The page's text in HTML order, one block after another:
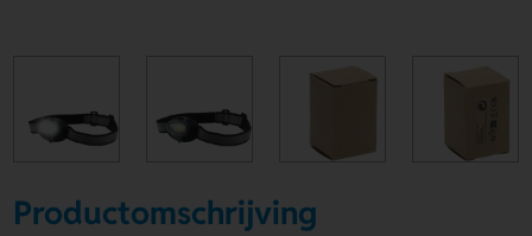
Productomschrijving